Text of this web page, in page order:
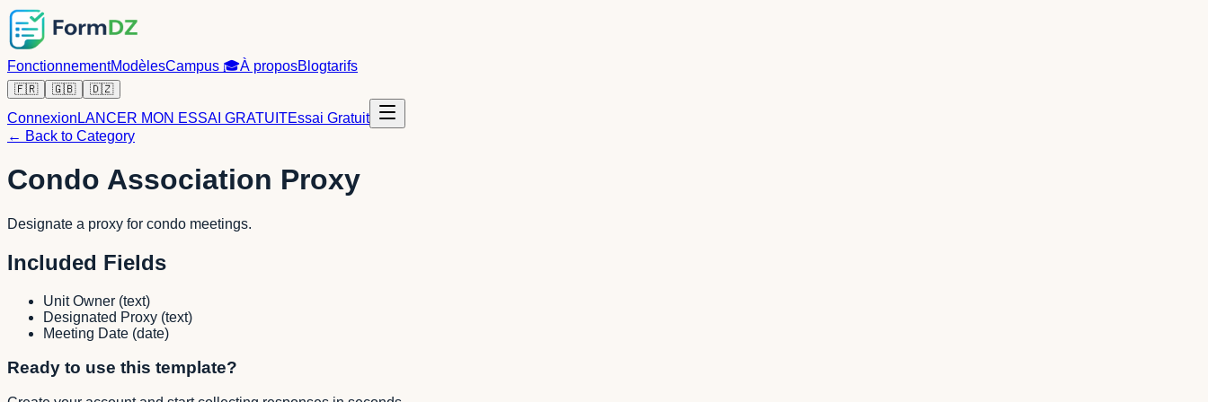
FonctionnementModèlesCampus 🎓À proposBlogtarifs
🇫🇷 🇬🇧 🇩🇿
Connexion LANCER MON ESSAI GRATUITEssai Gratuit
← Back to Category
Condo Association Proxy
Designate a proxy for condo meetings.
Included Fields
Unit Owner (text)
Designated Proxy (text)
Meeting Date (date)
Ready to use this template?